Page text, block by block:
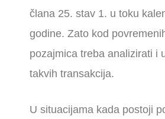
člana 25. stav 1. u toku
godine. Zato kod
pozajmica treba analizirati i
takvih transakcija.
U situacijama kada postoji